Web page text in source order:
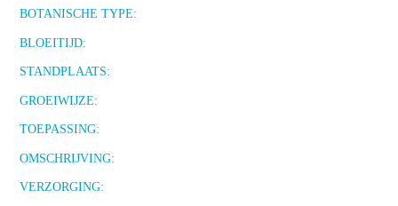
BOTANISCHE TYPE:
BLOEITIJD:
STANDPLAATS:
GROEIWIJZE:
TOEPASSING:
OMSCHRIJVING:
VERZORGING: